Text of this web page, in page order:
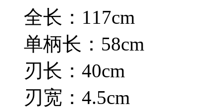
全长：117cm
单柄长：58cm
刃长：40cm
刃宽：4.5cm